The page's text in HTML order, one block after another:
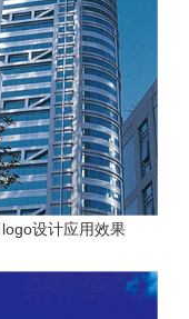
logo设计应用效果